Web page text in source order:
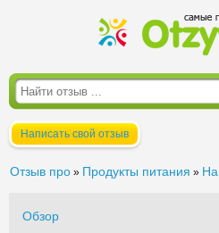
Написать свой отзыв
Отзыв про » Продукты питания »
Обзор